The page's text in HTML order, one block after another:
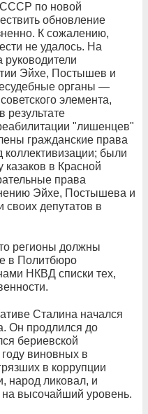
по новой
обновление
К сожалению,
не удалось. На
Эйхе, Постышев и
органы —
элемента,
результате
"лишенцев"
гражданские права
были
казаков в Красной
права
Эйхе, Постышева и
депутатов в
регионы должны
в Политбюро
НКВД списки тех,
Сталина начался
Он продлился до
бериевской
виновных в
в коррупции
народ ликовал, и
на высочайший уровень.